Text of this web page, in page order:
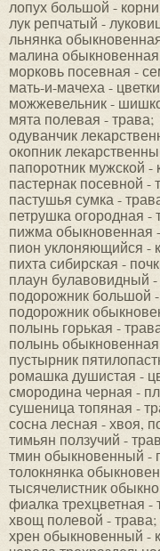
лопух большой -
лук репчатый -
льнянка
малина
морковь посевная -
мать-и-мачеха -
можжевельник -
мята полевая - трава;
одуванчик
окопник
папоротник мужской -
пастернак посевной -
пастушья сумка -
петрушка огородная -
пижма обыкновенная
пион уклоняющийся -
пихта сибирская -
плаун булавовидный
подорожник большой -
подорожник
полынь горькая -
полынь обыкновенная
пустырник
ромашка душистая -
смородина черная -
сушеница топяная -
сосна лесная - хвоя,
тимьян ползучий -
тмин обыкновенный -
толокнянка
тысячелистник
фиалка трехцветная -
хвощ полевой - трава;
хрен обыкновенный -